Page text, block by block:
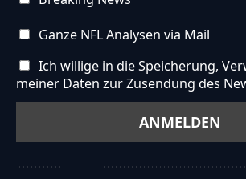
Ganze NFL Analysen via Mail
Ich willige in die Speicherung,
meiner Daten zur Zusendung des